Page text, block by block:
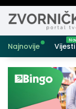
Najnovije Vijesti